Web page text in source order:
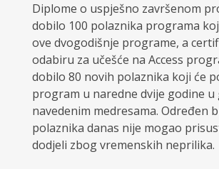
Diplome o uspješno završenom
dobilo 100 polaznika programa
ove dvogodišnje programe, a
odabiru za učešće na Access
dobilo 80 novih polaznika koji će
program u naredne dvije godine u
navedenim medresama. Određen
polaznika danas nije mogao
dodjeli zbog vremenskih neprilika.